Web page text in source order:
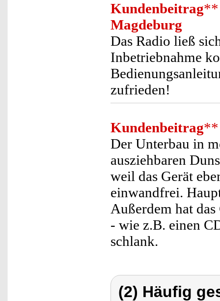
Kundenbeitrag**
Magdeburg
Das Radio ließ
Inbetriebnahme
zufrieden!
Kundenbeitrag**
Der Unterbau in
ausziehbaren
weil das Gerät
einwandfrei.
Außerdem hat
- wie z.B. einen
schlank.
(2) Häufig